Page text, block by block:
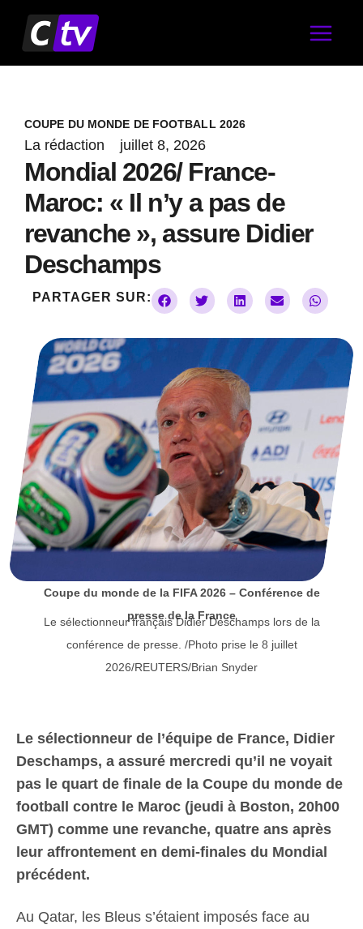
contenu
COUPE DU MONDE DE FOOTBALL 2026
La rédaction juillet 8, 2026
Mondial 2026/ France-
Maroc: « Il n’y a pas de
revanche », assure Didier
Deschamps
PARTAGER SUR:
Coupe du monde de la FIFA 2026 – Conférence de
presse de la France
Le sélectionneur français Didier Deschamps lors de la
conférence de presse. /Photo prise le 8 juillet
2026/REUTERS/Brian Snyder
Le sélectionneur de l’équipe de France, Didier
Deschamps, a assuré mercredi qu’il ne voyait
pas le quart de finale de la Coupe du monde de
football contre le Maroc (jeudi à Boston, 20h00
GMT) comme une revanche, quatre ans après
leur affrontement en demi-finales du Mondial
précédent.
Au Qatar, les Bleus s’étaient imposés face au